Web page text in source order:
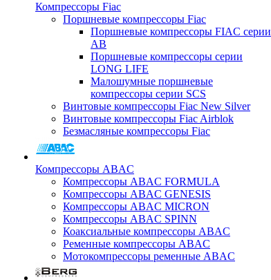
Компрессоры Fiac
Поршневые компрессоры Fiac
Поршневые компрессоры FIAC серии
AB
Поршневые компрессоры серии
LONG LIFE
Малошумные поршневые
компрессоры серии SCS
Винтовые компрессоры Fiac New Silver
Винтовые компрессоры Fiac Airblok
Безмасляные компрессоры Fiac
Компрессоры ABAC
Компрессоры ABAC FORMULA
Компрессоры ABAC GENESIS
Компрессоры ABAC MICRON
Компрессоры ABAC SPINN
Коаксиальные компрессоры ABAC
Ременные компрессоры ABAC
Мотокомпрессоры ременные ABAC